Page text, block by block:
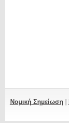
Νομική Σημείωση|